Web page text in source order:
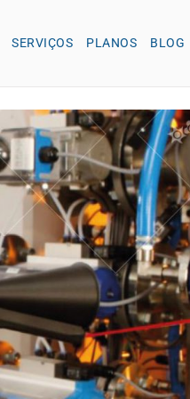
SERVIÇOS PLANOS BLOG